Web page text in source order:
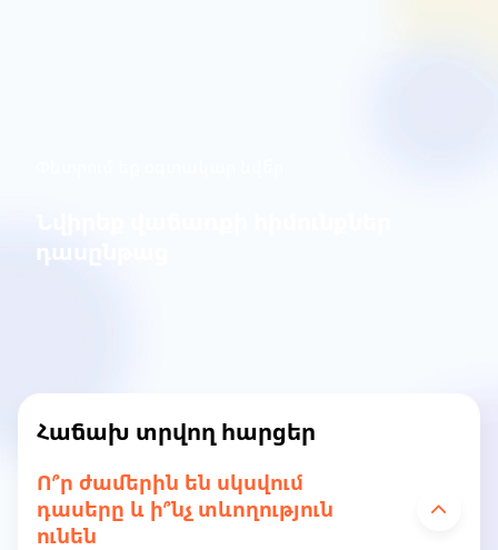
դասընթաց
Հաճախ տրվող հարցեր
Ո՞ր ժամերին են սկսվում
դասերը և ի՞նչ տևողություն
ունեն